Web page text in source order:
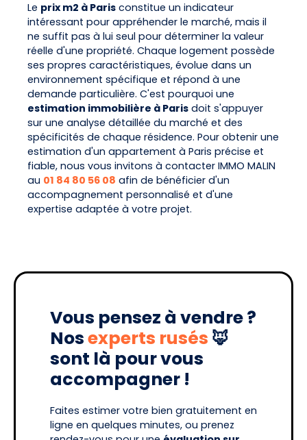
Le prix m2 à Paris constitue un indicateur
intéressant pour appréhender le marché, mais il
ne suffit pas à lui seul pour déterminer la valeur
réelle d'une propriété. Chaque logement possède
ses propres caractéristiques, évolue dans un
environnement spécifique et répond à une
demande particulière. C'est pourquoi une
estimation immobilière à Paris doit s'appuyer
sur une analyse détaillée du marché et des
spécificités de chaque résidence. Pour obtenir une
estimation d'un appartement à Paris précise et
fiable, nous vous invitons à contacter IMMO MALIN
au 01 84 80 56 08 afin de bénéficier d'un
accompagnement personnalisé et d'une
expertise adaptée à votre projet.
Vous pensez à vendre ?
Nosexperts rusés 🦊
sont là pour vous
accompagner !
Faites estimer votre bien gratuitement en
ligne en quelques minutes, ou prenez